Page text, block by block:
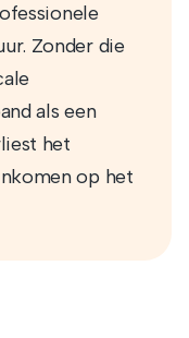
Zonder die
als een
het
op het